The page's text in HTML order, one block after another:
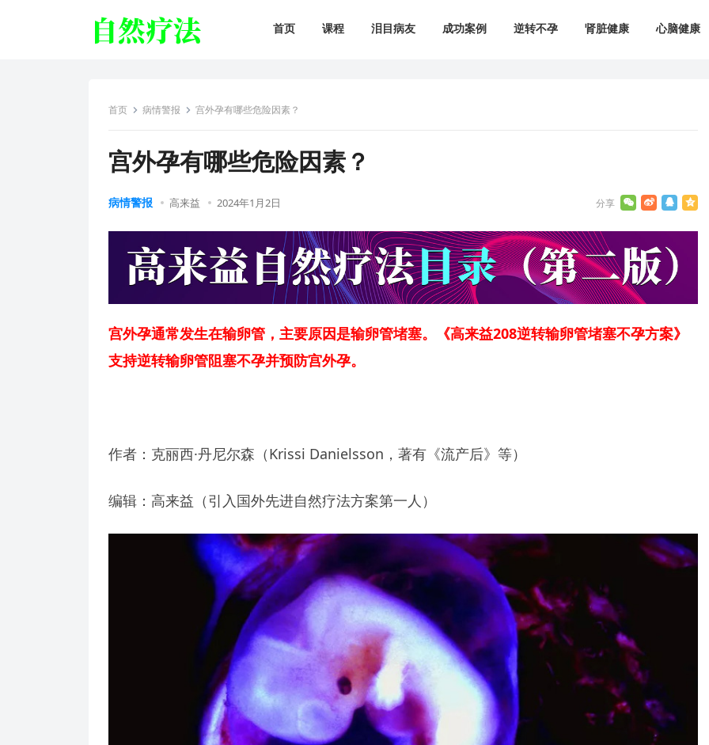
首页 课程 泪目病友 成功案例 逆转不孕 肾脏健康 心脑健康
首页 病情警报 宫外孕有哪些危险因素？
宫外孕有哪些危险因素？
病情警报 高来益 2024年1月2日
宫外孕通常发生在输卵管，主要原因是输卵管堵塞。《高来益208逆转输卵管堵塞不孕方案》
支持逆转输卵管阻塞不孕并预防宫外孕。
作者：克丽西·丹尼尔森（Krissi Danielsson，著有《流产后》等）
编辑：高来益（引入国外先进自然疗法方案第一人）